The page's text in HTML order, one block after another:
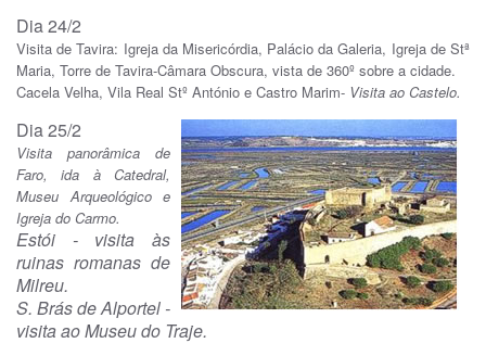
Dia 24/2
Visita de Tavira: Igreja da Misericórdia, Palácio da Galeria, Igreja de Stª
Maria, Torre de Tavira-Câmara Obscura, vista de 360º sobre a cidade.
Cacela Velha, Vila Real Stº António e Castro Marim- Visita ao Castelo.
Dia 25/2
Visita panorâmica de
Faro, ida à Catedral,
Museu Arqueológico e
Igreja do Carmo.
Estói - visita às
ruinas romanas de
Milreu.
S. Brás de Alportel -
visita ao Museu do Traje.